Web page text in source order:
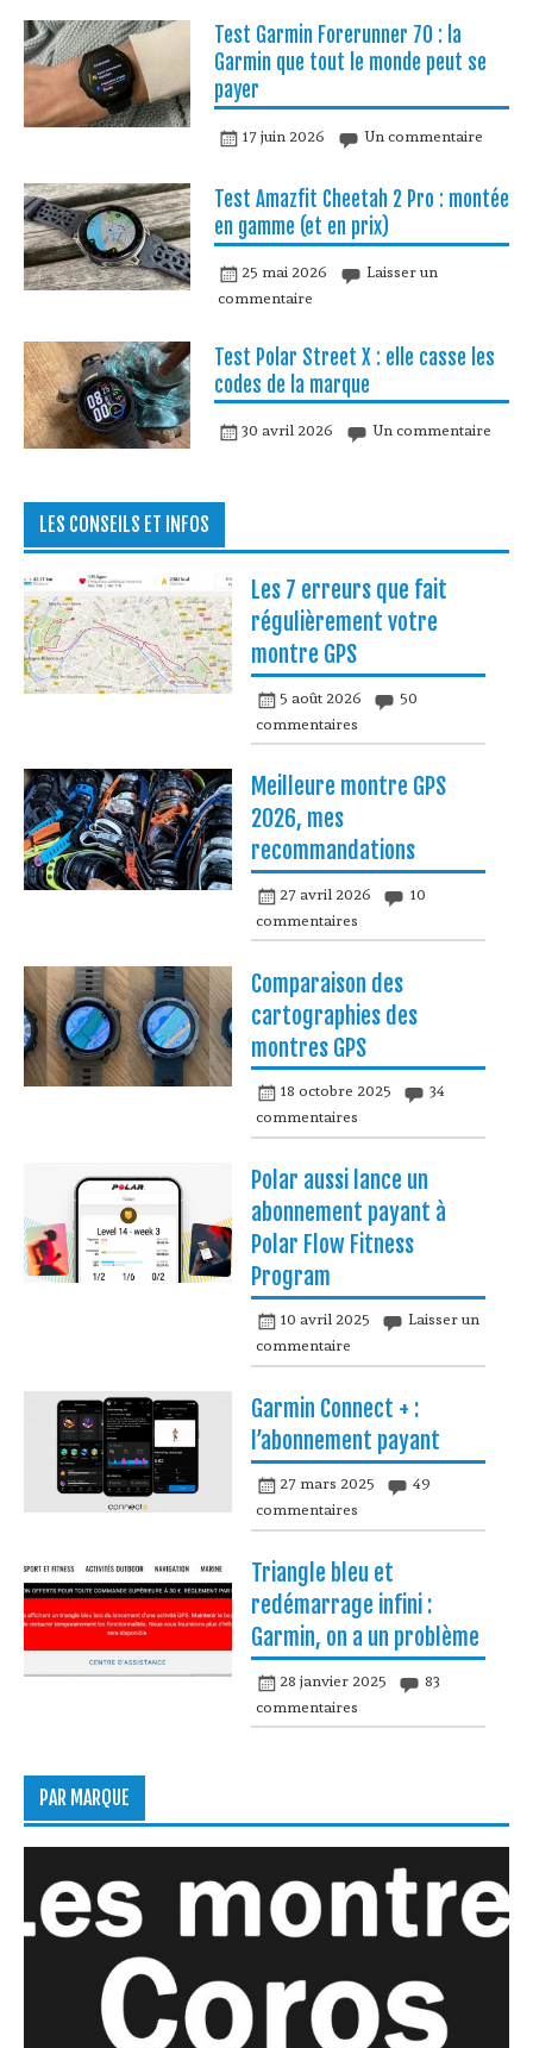
Test Garmin Forerunner 70 : la
Garmin que tout le monde peut se
payer
17 juin 2026 Un commentaire
Test Amazfit Cheetah 2 Pro : montée
en gamme (et en prix)
25 mai 2026
Laisser un
commentaire
Test Polar Street X : elle casse les
codes de la marque
30 avril 2026 Un commentaire
LES CONSEILS ET INFOS
Les 7 erreurs que fait
régulièrement votre
montre GPS
5 août 2026
50
commentaires
Meilleure montre GPS
2026, mes
recommandations
27 avril 2026
10
commentaires
Comparaison des
cartographies des
montres GPS
18 octobre 2025
34
commentaires
Polar aussi lance un
abonnement payant à
Polar Flow Fitness
Program
10 avril 2025
Laisser un
commentaire
Garmin Connect + :
l’abonnement payant
27 mars 2025
49
commentaires
Triangle bleu et
redémarrage infini :
Garmin, on a un problème
28 janvier 2025
83
commentaires
PAR MARQUE